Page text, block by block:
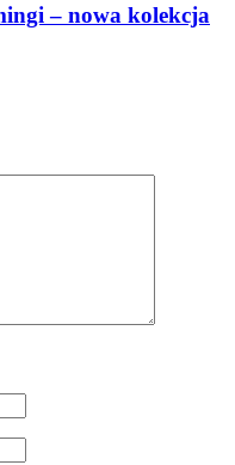
– nowa kolekcja